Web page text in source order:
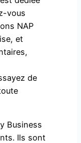
vous
NAP
et
de
Business
Ils sont